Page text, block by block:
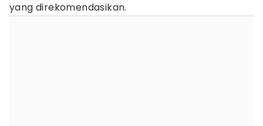
yang direkomendasikan.